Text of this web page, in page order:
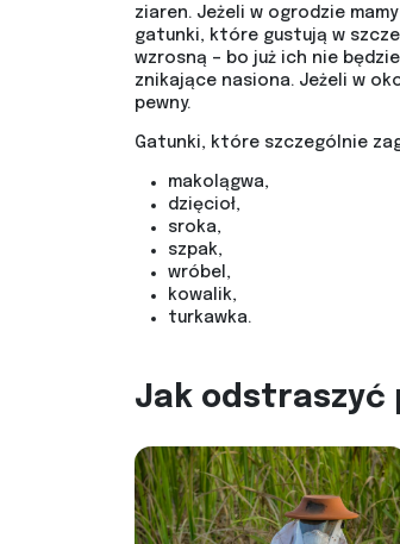
ziaren. Jeżeli w ogrodzie
gatunki, które gustują w
wzrosną – bo już ich nie
znikające nasiona. Jeżeli w
pewny.
Gatunki, które szczególnie
makolągwa,
dzięcioł,
sroka,
szpak,
wróbel,
kowalik,
turkawka.
Jak odstraszyć